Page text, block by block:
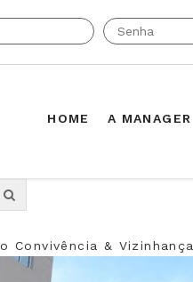
HOME A MANAGER
Convivência & Vizinhança